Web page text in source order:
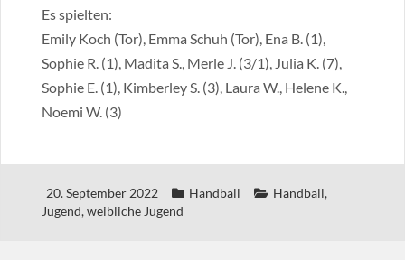
Es spielten:
Emily Koch (Tor), Emma Schuh (Tor), Ena B. (1),
Sophie R. (1), Madita S., Merle J. (3/1), Julia K. (7),
Sophie E. (1), Kimberley S. (3), Laura W., Helene K.,
Noemi W. (3)
20. September 2022 Handball Handball,
Jugend,weibliche Jugend